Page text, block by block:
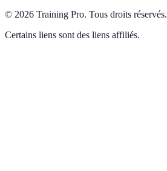
© 2026 Training Pro. Tous droits réservés.
Certains liens sont des liens affiliés.